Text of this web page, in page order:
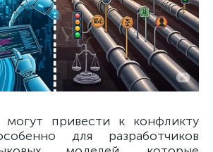
могут привести к конфликту
для разработчиков